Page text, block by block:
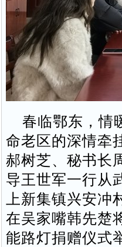
春临鄂东，情
命老区的深情牵
郝树芝、秘书长
导王世军一行从
上新集镇兴安
在吴家嘴韩先楚
能路灯捐赠仪式